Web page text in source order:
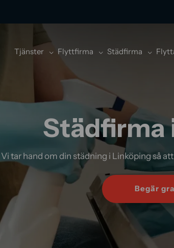
Tjänster Flyttfirma Städfirma
Städfirma
Vi tar hand om din städning i Linköping så
Begär